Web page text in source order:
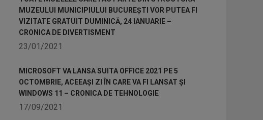
MUZEULUI MUNICIPIULUI BUCUREȘTI VOR PUTEA FI
VIZITATE GRATUIT DUMINICĂ, 24 IANUARIE –
CRONICA DE DIVERTISMENT
23/01/2021
MICROSOFT VA LANSA SUITA OFFICE 2021 PE 5
OCTOMBRIE, ACEEAȘI ZI ÎN CARE VA FI LANSAT ȘI
WINDOWS 11 – CRONICA DE TEHNOLOGIE
17/09/2021